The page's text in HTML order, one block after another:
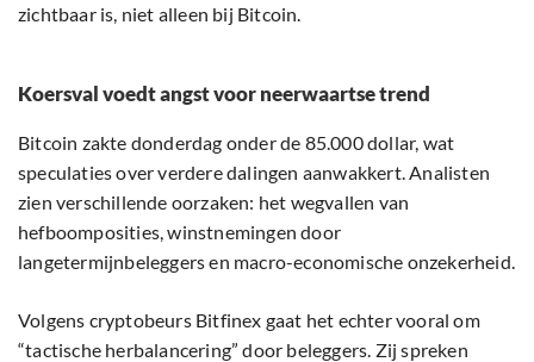
zichtbaar is, niet alleen bij Bitcoin.
Koersval voedt angst voor neerwaartse trend
Bitcoin zakte donderdag onder de 85.000 dollar, wat
speculaties over verdere dalingen aanwakkert. Analisten
zien verschillende oorzaken: het wegvallen van
hefboomposities, winstnemingen door
langetermijnbeleggers en macro-economische onzekerheid.
Volgens cryptobeurs Bitfinex gaat het echter vooral om
“tactische herbalancering” door beleggers. Zij spreken